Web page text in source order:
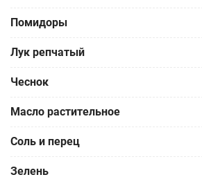
Помидоры
Лук репчатый
Чеснок
Масло растительное
Соль и перец
Зелень